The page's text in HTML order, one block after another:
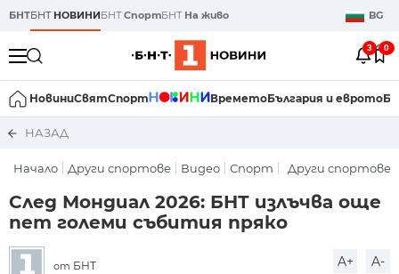
БНТБНТ НОВИНИБНТСпортБНТ На живо BG
3 0
НовиниСвятСпорт ВреметоБългария и еврото
НАЗАД
Начало Други спортове Видео Спорт Други спортове
След Мондиал 2026: БНТ излъчва още
пет големи събития пряко
от БНТ A+ A-